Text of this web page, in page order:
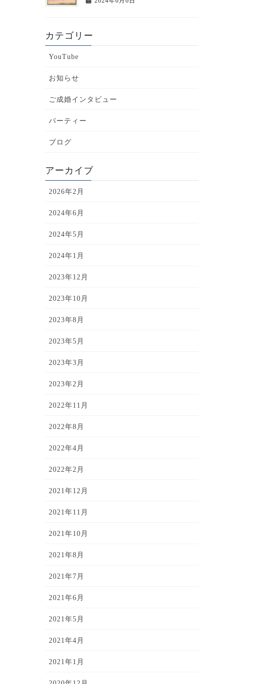
カテゴリー
YouTube
お知らせ
ご成婚インタビュー
パーティー
ブログ
アーカイブ
2026年2月
2024年6月
2024年5月
2024年1月
2023年12月
2023年10月
2023年8月
2023年5月
2023年3月
2023年2月
2022年11月
2022年8月
2022年4月
2022年2月
2021年12月
2021年11月
2021年10月
2021年8月
2021年7月
2021年6月
2021年5月
2021年4月
2021年1月